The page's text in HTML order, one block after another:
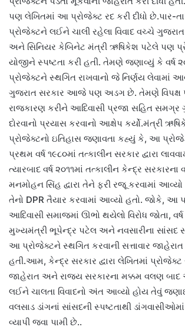
પણ લેખિતમાં આ પ્રોજેક્ટ રદ કરી દીધો છે.પાર-
પ્રોજેક્ટને લઈને ચાલી રહેલા વિવાદ વચ્ચે ગુજરાત
અને સિનિયર કેબિનેટ મંત્રી ઋષિકેશ પટેલે પણ
યોજીને સ્પષ્ટતા કરી હતી. તેમણે જણાવ્યું કે વર્ષ
પ્રોજેક્ટને સ્થગિત રાખવાનો જે નિર્ણય લેવામાં
ગુજરાત સરકાર આજે પણ અડગ છે. તેમણે વિપક્ષ
રાજકારણ કરીને આદિવાસી પ્રજા સહિત સમગ્ર
દોરવાનો પ્રયાસ કરવાનો આક્ષેપ કર્યો.મંત્રી
પ્રોજેક્ટનો ઇતિહાસ જણાવતા કહ્યું કે, આ
પ્રથમ વર્ષ ૧૯૮૦માં તત્કાલીન સરકાર દ્વારા
ત્યારબાદ વર્ષ ૨૦૧૧માં તત્કાલીન કેન્દ્ર સરકારના
મનમોહન સિંહ દ્વારા તેને ફરી રજૂ કરવામાં આવ્યો
તેનો DPR તૈયાર કરવામાં આવ્યો હતો. જોકે,
આદિવાસી સમાજમાં ઊભો થયેલો વિરોધ જોતા,
મુખ્યમંત્રી ભૂપેન્દ્ર પટેલ અને નવસારીના સાંસદ
આ પ્રોજેક્ટને સ્થગિત કરવાની સત્તાવાર
હતી.આમ, કેન્દ્ર સરકાર દ્વારા લેખિતમાં પ્રોજેક્ટ
જાહેરાત અને રાજ્ય સરકારના મક્કમ વલણ
લઈને ચાલતા વિવાદનો અંત આવ્યો હોય તેવું
વલસાડ ડાંગનાં સાંસદની સ્પષ્ટતાથી
વ્યાપી જવા પામી છે..